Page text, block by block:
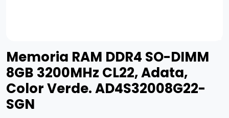
Memoria RAM DDR4 SO-DIMM
8GB 3200MHz CL22, Adata,
Color Verde. AD4S32008G22-
SGN